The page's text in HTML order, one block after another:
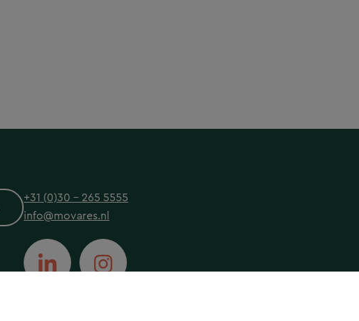
+31 (0)30 - 265 5555
info@movares.nl